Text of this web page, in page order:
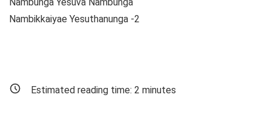
Nambikkaiyae Yesuthanunga -2
Estimated reading time: 2 minutes